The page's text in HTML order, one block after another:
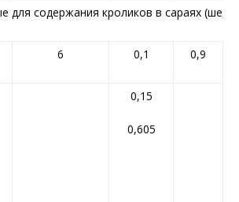
для содержания кроликов в сараях
6 0,1 0,9
0,15
0,605